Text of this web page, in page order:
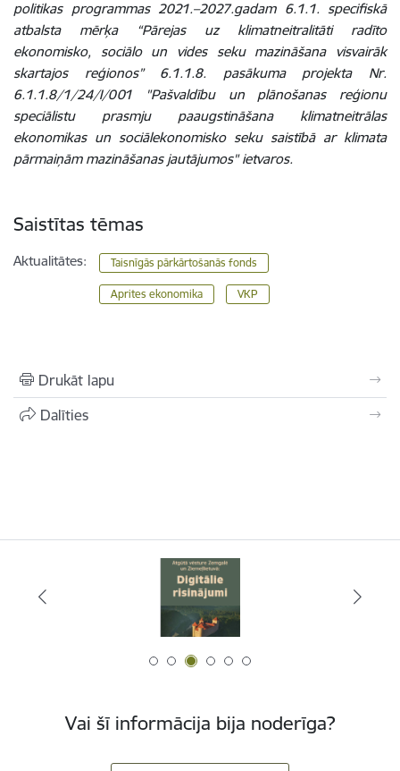
politikas programmas 2021.–2027.gadam 6.1.1. specifiskā
atbalsta mērķa “Pārejas uz klimatneitralitāti radīto
ekonomisko, sociālo un vides seku mazināšana visvairāk
skartajos reģionos” 6.1.1.8. pasākuma projekta Nr.
6.1.1.8/1/24/I/001 "Pašvaldību un plānošanas reģionu
speciālistu prasmju paaugstināšana klimatneitrālas
ekonomikas un sociālekonomisko seku saistībā ar klimata
pārmaiņām mazināšanas jautājumos" ietvaros.
Saistītas tēmas
Aktualitātes: Taisnīgās pārkārtošanās fonds
Aprites ekonomika VKP
Drukāt lapu
Dalīties
Vai šī informācija bija noderīga?